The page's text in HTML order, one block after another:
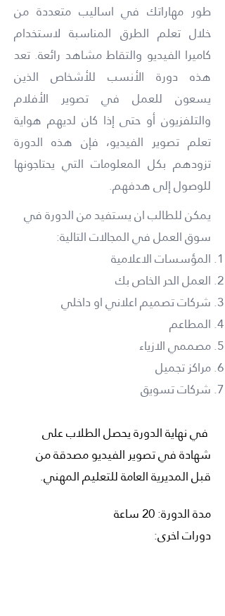
طور مهاراتك في اساليب متعددة من
خلال تعلم الطرق المناسبة لاستخدام
كاميرا الفيديو والتقاط مشاهد رائعة. تعد
هذه دورة الأنسب للأشخاص الذين
يسعون للعمل في تصوير الأفلام
والتلفزيون أو حتى إذا كان لديهم هواية
تعلم تصوير الفيديو، فإن هذه الدورة
تزودهم بكل المعلومات التي يحتاجونها
للوصول إلى هدفهم.
يمكن للطالب ان يستفيد من الدورة في
سوق العمل في المجالات التالية:
المؤسسات الاعلامية
العمل الحر الخاص بك
شركات تصميم اعلاني او داخلي
المطاعم
مصممي الازياء
مراكز تجميل
شركات تسويق
في نهاية الدورة يحصل الطلاب على
شهادة في تصوير الفيديو مصدقة من
قبل المديرية العامة للتعليم المهني.
مدة الدورة: 20 ساعة
دورات اخرى: